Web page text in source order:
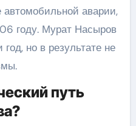
аварии,
году. Мурат Насыров
но в результате не
путь